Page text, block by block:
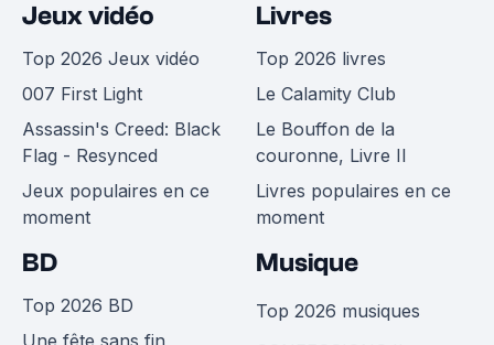
Jeux vidéo
Top 2026 Jeux vidéo
007 First Light
Assassin's Creed: Black
Flag - Resynced
Jeux populaires en ce
moment
Livres
Top 2026 livres
Le Calamity Club
Le Bouffon de la
couronne, Livre II
Livres populaires en ce
moment
BD
Top 2026 BD
Une fête sans fin
Musique
Top 2026 musiques